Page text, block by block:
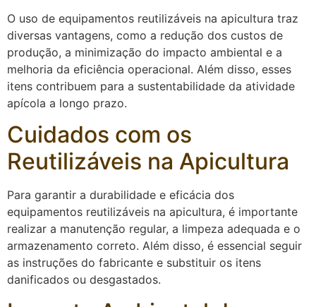
O uso de equipamentos reutilizáveis na apicultura traz
diversas vantagens, como a redução dos custos de
produção, a minimização do impacto ambiental e a
melhoria da eficiência operacional. Além disso, esses
itens contribuem para a sustentabilidade da atividade
apícola a longo prazo.
Cuidados com os
Reutilizáveis na Apicultura
Para garantir a durabilidade e eficácia dos
equipamentos reutilizáveis na apicultura, é importante
realizar a manutenção regular, a limpeza adequada e o
armazenamento correto. Além disso, é essencial seguir
as instruções do fabricante e substituir os itens
danificados ou desgastados.